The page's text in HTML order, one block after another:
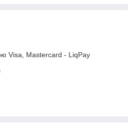
Visa, Mastercard - LiqPay